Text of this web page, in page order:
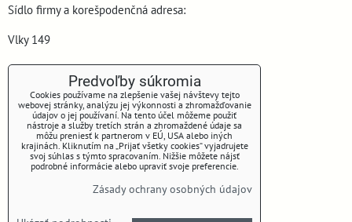
Sídlo firmy a korešpodenčná adresa:
Vlky 149
900 44 Vlky
Predvoľby súkromia
Cookies používame na zlepšenie vašej návštevy tejto
webovej stránky, analýzu jej výkonnosti a zhromažďovanie
údajov o jej používaní. Na tento účel môžeme použiť
nástroje a služby tretích strán a zhromaždené údaje sa
môžu preniesť k partnerom v EÚ, USA alebo iných
krajinách. Kliknutím na „Prijať všetky cookies“ vyjadrujete
svoj súhlas s týmto spracovaním. Nižšie môžete nájsť
podrobné informácie alebo upraviť svoje preferencie.
Zásady ochrany osobných údajov